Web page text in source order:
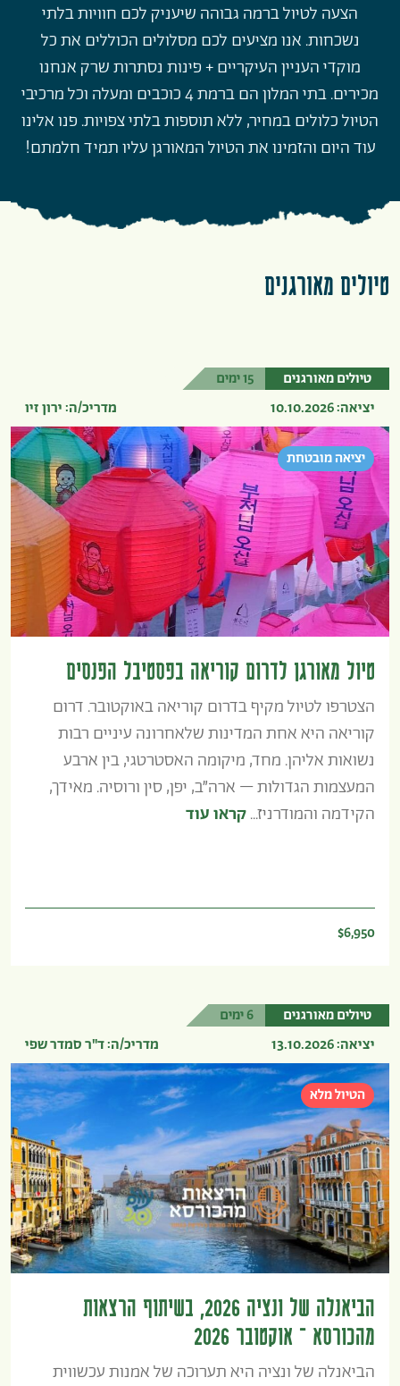
הצעה לטיול ברמה גבוהה שיעניק לכם חוויות בלתי
נשכחות. אנו מציעים לכם מסלולים הכוללים את כל
מוקדי העניין העיקריים + פינות נסתרות שרק אנחנו
מכירים. בתי המלון הם ברמת 4 כוכבים ומעלה וכל מרכיבי
הטיול כלולים במחיר, ללא תוספות בלתי צפויות. פנו אלינו
עוד היום והזמינו את הטיול המאורגן עליו תמיד חלמתם!
טיולים מאורגנים
טיולים מאורגנים 15 ימים
יציאה: 10.10.2026 מדריכ/ה: ירון זיו
יציאה מובטחת
טיול מאורגן לדרום קוריאה בפסטיבל הפנסים
הצטרפו לטיול מקיף בדרום קוריאה באוקטובר. דרום
קוריאה היא אחת המדינות שלאחרונה עיניים רבות
נשואות אליהן. מחד, מיקומה האסטרטגי, בין ארבע
המעצמות הגדולות – ארה”ב, יפן, סין ורוסיה. מאידך,
הקידמה והמודרניז...קראו עוד
$6,950
טיולים מאורגנים 6 ימים
יציאה: 13.10.2026 מדריכ/ה: ד"ר סמדר שפי
הטיול מלא
הביאנלה של ונציה 2026, בשיתוף הרצאות
מהכורסא – אוקטובר 2026
הביאנלה של ונציה היא תערוכה של אמנות עכשווית